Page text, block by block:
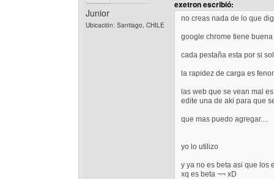
Junior
Ubicación: Santiago, CHILE
exetron escribió:
no creas nada de lo que
google chrome tiene
cada pestaña esta por si
la rapidez de carga es
las web que se vean mal
edite una de aki para que
que mas puedo agregar....
yo lo utilizo
y ya no es beta asi que los
xq es beta ¬¬ xD